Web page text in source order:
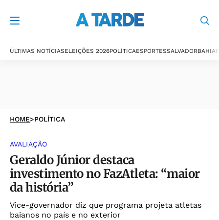
ÚLTIMAS NOTÍCIASELEIÇÕES 2026POLÍTICAESPORTESSALVADORBAHIA
HOME>POLÍTICA
AVALIAÇÃO
Geraldo Júnior destaca
investimento no FazAtleta: “maior
da história”
Vice-governador diz que programa projeta atletas
baianos no país e no exterior